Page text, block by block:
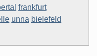
frankfurt
unna bielefeld